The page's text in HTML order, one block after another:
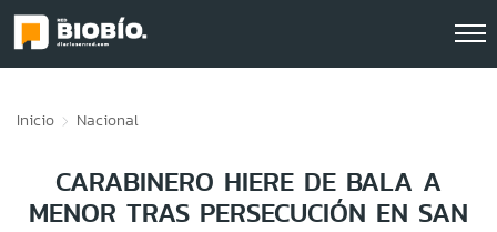
Inicio Nacional
CARABINERO HIERE DE BALA A
MENOR TRAS PERSECUCIÓN EN SAN